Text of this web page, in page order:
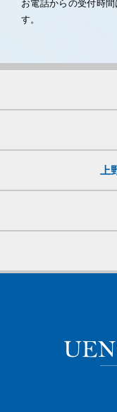
お電話からの受付時
す。